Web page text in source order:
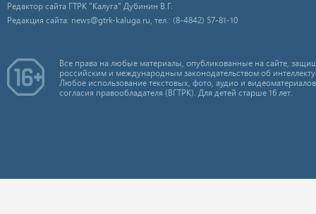
Редактор сайта ГТРК "Калуга" Дубинин В.Г.
Редакция сайта: news@gtrk-kaluga.ru, тел.: (8-4842) 57-81-10
Все права на любые материалы, опубликованные на сайте,
российским и международным законодательством об
Любое использование текстовых, фото, аудио и
согласия правообладателя (ВГТРК). Для детей старше 16 лет.